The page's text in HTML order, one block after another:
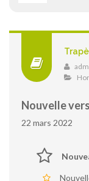
Nouvelle
22 mars 2022